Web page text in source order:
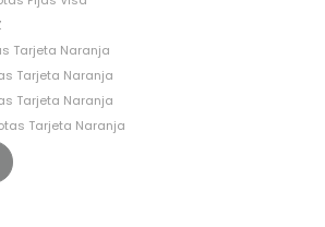
Tarjeta Naranja
Tarjeta Naranja
Tarjeta Naranja
Tarjeta Naranja